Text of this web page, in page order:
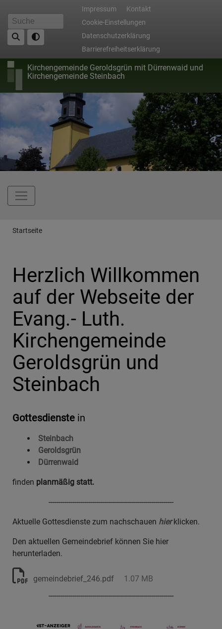
zum
Inhalt
Suche
Fußbereichsmenü
Impressum
Kontakt
Cookie-Einstellungen
Datenschutzerklärung
Barrierefreiheitserklärung
Kirchengemeinde Geroldsgrün mit Dürrenwaid und
Kirchengemeinde Steinbach
Hauptnavigation
Breadcrumb
Startseite
Herzlich Willkommen
auf der Webseite der
Evang.- Luth.
Kirchengemeinde
Geroldsgrün und
Steinbach
Gottesdienste in
Steinbach
Geroldsgrün
Dürrenwaid
finden planmäßig statt.
---------------------------------------------------------------
Aktuelle Gottesdienste zum nachschauen hierklicken.
Den aktuellen Gemeindebrief können Sie hier
herunterladen.
gemeindebrief_246.pdf
1.07 MB
---------------------------------------------------------------